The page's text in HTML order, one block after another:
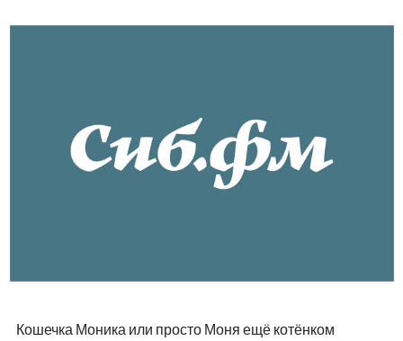
Кошечка Моника или просто Моня ещё котёнком